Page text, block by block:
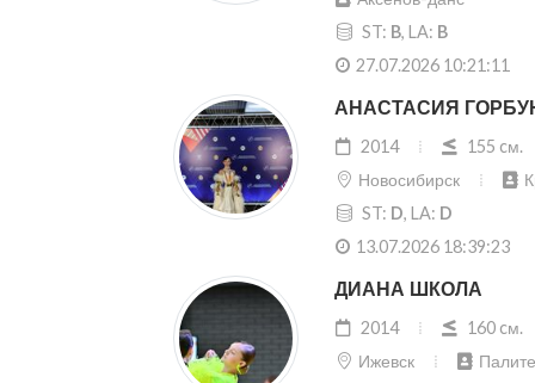
ST: B, LA: B
27.07.2026 10:21:11
АНАСТАСИЯ
2014
155 cм.
Новосибирск
ST: D, LA: D
13.07.2026 18:39:23
ДИАНА ШКОЛА
2014
160 cм.
Ижевск